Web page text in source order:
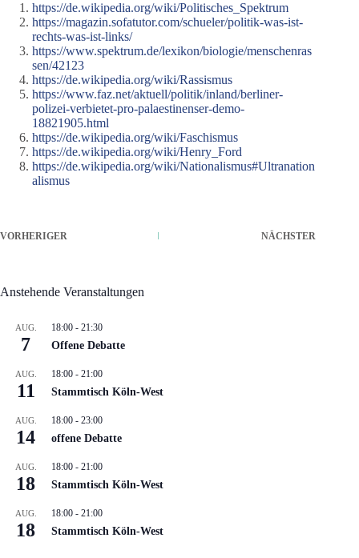
https://de.wikipedia.org/wiki/Politisches_Spektrum
https://magazin.sofatutor.com/schueler/politik-was-ist-
rechts-was-ist-links/
https://www.spektrum.de/lexikon/biologie/menschenras
sen/42123
https://de.wikipedia.org/wiki/Rassismus
https://www.faz.net/aktuell/politik/inland/berliner-
polizei-verbietet-pro-palaestinenser-demo-
18821905.html
https://de.wikipedia.org/wiki/Faschismus
https://de.wikipedia.org/wiki/Henry_Ford
https://de.wikipedia.org/wiki/Nationalismus#Ultranation
alismus
VORHERIGER NÄCHSTER
Anstehende Veranstaltungen
AUG.
7
18:00 - 21:30
Offene Debatte
AUG.
11
18:00 - 21:00
Stammtisch Köln-West
AUG.
14
18:00 - 23:00
offene Debatte
AUG.
18
18:00 - 21:00
Stammtisch Köln-West
AUG.
18
18:00 - 21:00
Stammtisch Köln-West